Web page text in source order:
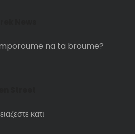
na ta broume?
κατι